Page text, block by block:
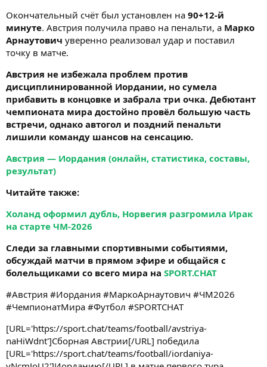
Окончательный счёт был установлен на 90+12-й
минуте. Австрия получила право на пенальти, а Марко
Арнаутович уверенно реализовал удар и поставил
точку в матче.
Австрия не избежала проблем против
дисциплинированной Иордании, но сумела
прибавить в концовке и забрала три очка. Дебютант
чемпионата мира достойно провёл большую часть
встречи, однако автогол и поздний пенальти
лишили команду шансов на сенсацию.
Австрия — Иордания (онлайн, статистика, составы,
результат)
Читайте также:
Холанд оформил дубль, Норвегия разгромила Ирак
на старте ЧМ-2026
Следи за главными спортивными событиями,
обсуждай матчи в прямом эфире и общайся с
болельщиками со всего мира на SPORT.CHAT
#Австрия #Иордания #МаркоАрнаутович #ЧМ2026
#ЧемпионатМира #Футбол #SPORTCHAT
[URL='https://sport.chat/teams/football/avstriya-
naHiWdnt']Сборная Австрии[/URL] победила
[URL='https://sport.chat/teams/football/iordaniya-